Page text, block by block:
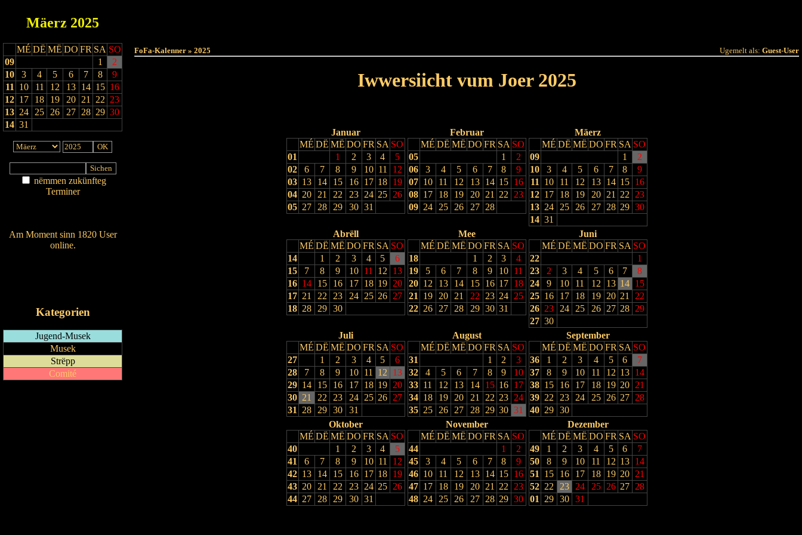
Mäerz 2025
MÉ DË MË DO FR SA SO
09
1
2
10
3 4 5 6 7 8
9
11
10 11 12 13 14 15 16
12 17 18 19 20 21 22 23
13 24 25 26 27 28 29 30
14 31
nëmmen zukünfteg
Terminer
Am Moment sinn 1820 User
online.
Kategorien
Jugend-Musek
Musek
Strëpp
Comité
FoFa-Kalenner » 2025 Ugemelt als: Guest-User
Iwwersiicht vum Joer 2025
Januar
MÉ DË MË DO FR SA SO
01
1 2 3 4
5
02
6 7 8 9 10 11
12
03 13 14 15 16 17 18 19
04 20 21 22 23 24 25 26
05 27 28 29 30 31
Februar
MÉ DË MË DO FR SA SO
05
1
2
06
3 4 5 6 7 8
9
07 10 11 12 13 14 15 16
08 17 18 19 20 21 22
23
09 24 25 26 27 28
Mäerz
MÉ DË MË DO FR SA SO
09
1
2
10
3 4 5 6 7 8
9
11
10 11 12 13 14 15 16
12 17 18 19 20 21 22
23
13 24 25 26 27 28 29 30
14 31
Abrëll
MÉ DË MË DO FR SA SO
14
1 2 3 4 5
6
15
7 8 9 10 11 12
13
16 14 15 16 17 18 19 20
17 21 22 23 24 25 26 27
18 28 29 30
Mee
MÉ DË MË DO FR SA SO
18
1 2 3
4
19
5 6 7 8 9 10 11
20 12 13 14 15 16 17 18
21
19 20 21 22 23 24 25
22 26 27 28 29 30 31
Juni
MÉ DË MË DO FR SA SO
22
1
23
2 3 4 5 6 7
8
24
9 10 11 12 13 14 15
25 16 17 18 19 20 21
22
26 23 24 25 26 27 28 29
27 30
Juli
MÉ DË MË DO FR SA SO
27
1 2 3 4 5
6
28
7 8 9 10 11 12
13
29 14 15 16 17 18 19 20
30 21 22 23 24 25 26 27
31
28 29 30 31
August
MÉ DË MË DO FR SA SO
31
1 2
3
32
4 5 6 7 8 9
10
33 11 12 13 14 15 16 17
34 18 19 20 21 22 23 24
35 25 26 27 28 29 30 31
September
MÉ DË MË DO FR SA SO
36
1 2 3 4 5 6
7
37
8 9 10 11 12 13 14
38 15 16 17 18 19 20 21
39 22 23 24 25 26 27 28
40 29
30
Oktober
MÉ DË MË DO FR SA SO
40
1 2 3 4
5
41
6 7 8 9 10 11
12
42 13 14 15 16 17 18 19
43 20 21 22 23 24 25 26
44 27 28 29 30 31
November
MÉ DË MË DO FR SA SO
44
1
2
45
3 4 5 6 7 8
9
46 10 11 12 13 14 15 16
47 17 18 19 20 21 22
23
48 24 25 26 27 28 29 30
Dezember
MÉ DË MË DO FR SA SO
49
1 2 3 4 5 6
7
50
8 9 10 11 12 13 14
51
15 16 17 18 19 20 21
52 22 23 24 25 26 27 28
01
29 30 31